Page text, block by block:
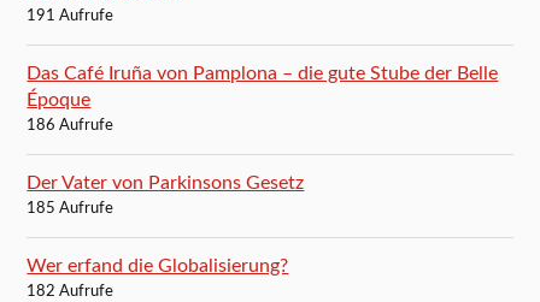
191 Aufrufe
Das Café Iruña von Pamplona – die gute Stube der Belle
Époque
186 Aufrufe
Der Vater von Parkinsons Gesetz
185 Aufrufe
Wer erfand die Globalisierung?
182 Aufrufe